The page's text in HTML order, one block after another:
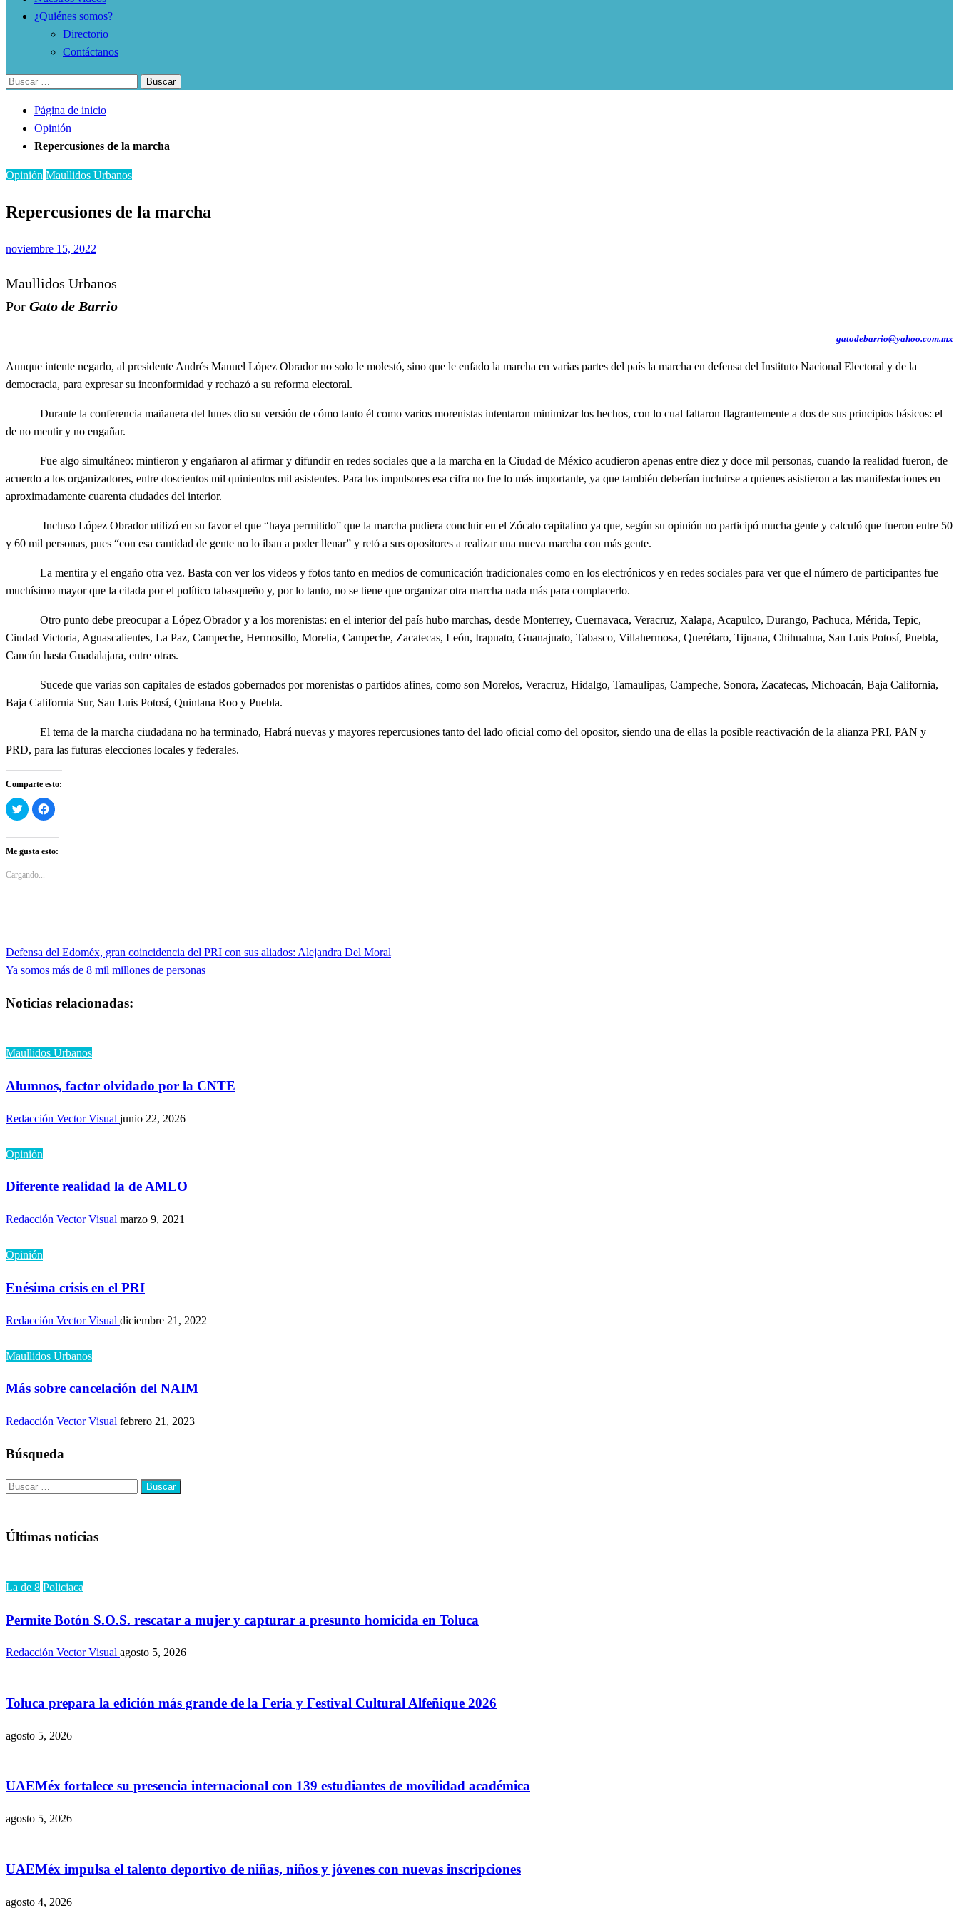
¿Quiénes somos?
Directorio
Contáctanos
Buscar:
Página de inicio
Opinión
Repercusiones de la marcha
Opinión Maullidos Urbanos
Repercusiones de la marcha
Publicado
noviembre 15, 2022
Maullidos Urbanos
Por Gato de Barrio
gatodebarrio@yahoo.com.mx
Aunque intente negarlo, al presidente Andrés Manuel López Obrador no solo le molestó, sino que le enfado la marcha en varias partes del país la marcha en defensa del Instituto Nacional Electoral y de la
democracia, para expresar su inconformidad y rechazó a su reforma electoral.
Durante la conferencia mañanera del lunes dio su versión de cómo tanto él como varios morenistas intentaron minimizar los hechos, con lo cual faltaron flagrantemente a dos de sus principios básicos: el
de no mentir y no engañar.
Fue algo simultáneo: mintieron y engañaron al afirmar y difundir en redes sociales que a la marcha en la Ciudad de México acudieron apenas entre diez y doce mil personas, cuando la realidad fueron, de
acuerdo a los organizadores, entre doscientos mil quinientos mil asistentes. Para los impulsores esa cifra no fue lo más importante, ya que también deberían incluirse a quienes asistieron a las manifestaciones en
aproximadamente cuarenta ciudades del interior.
Incluso López Obrador utilizó en su favor el que “haya permitido” que la marcha pudiera concluir en el Zócalo capitalino ya que, según su opinión no participó mucha gente y calculó que fueron entre 50
y 60 mil personas, pues “con esa cantidad de gente no lo iban a poder llenar” y retó a sus opositores a realizar una nueva marcha con más gente.
La mentira y el engaño otra vez. Basta con ver los videos y fotos tanto en medios de comunicación tradicionales como en los electrónicos y en redes sociales para ver que el número de participantes fue
muchísimo mayor que la citada por el político tabasqueño y, por lo tanto, no se tiene que organizar otra marcha nada más para complacerlo.
Otro punto debe preocupar a López Obrador y a los morenistas: en el interior del país hubo marchas, desde Monterrey, Cuernavaca, Veracruz, Xalapa, Acapulco, Durango, Pachuca, Mérida, Tepic,
Ciudad Victoria, Aguascalientes, La Paz, Campeche, Hermosillo, Morelia, Campeche, Zacatecas, León, Irapuato, Guanajuato, Tabasco, Villahermosa, Querétaro, Tijuana, Chihuahua, San Luis Potosí, Puebla,
Cancún hasta Guadalajara, entre otras.
Sucede que varias son capitales de estados gobernados por morenistas o partidos afines, como son Morelos, Veracruz, Hidalgo, Tamaulipas, Campeche, Sonora, Zacatecas, Michoacán, Baja California,
Baja California Sur, San Luis Potosí, Quintana Roo y Puebla.
El tema de la marcha ciudadana no ha terminado, Habrá nuevas y mayores repercusiones tanto del lado oficial como del opositor, siendo una de ellas la posible reactivación de la alianza PRI, PAN y
PRD, para las futuras elecciones locales y federales.
Comparte esto:
Haz
clic
para
en
Twitter
(Se
en
Haz
clic
en
Facebook
(Se
Me gusta esto:
Cargando...
Navegación
entradas
Entrada
anterior
Defensa del Edoméx, gran coincidencia del PRI con sus aliados: Alejandra Del Moral
Entrada
Ya somos más de 8 mil millones de personas
Noticias relacionadas:
Maullidos Urbanos
Alumnos, factor olvidado por la CNTE
Redacción Vector Visual junio 22, 2026
Opinión
Diferente realidad la de AMLO
Redacción Vector Visual marzo 9, 2021
Opinión
Enésima crisis en el PRI
Redacción Vector Visual diciembre 21, 2022
Maullidos Urbanos
Más sobre cancelación del NAIM
Redacción Vector Visual febrero 21, 2023
Búsqueda
Buscar:
Últimas noticias
La de 8 Policiaca
Permite Botón S.O.S. rescatar a mujer y capturar a presunto homicida en Toluca
Redacción Vector Visual agosto 5, 2026
Toluca prepara la edición más grande de la Feria y Festival Cultural Alfeñique 2026
agosto 5, 2026
UAEMéx fortalece su presencia internacional con 139 estudiantes de movilidad académica
agosto 5, 2026
UAEMéx impulsa el talento deportivo de niñas, niños y jóvenes con nuevas inscripciones
agosto 4, 2026